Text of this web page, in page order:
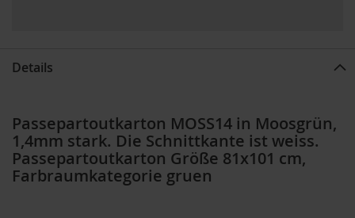
Details
Passepartoutkarton MOSS14 in Moosgrün,
1,4mm stark. Die Schnittkante ist weiss.
Passepartoutkarton Größe 81x101 cm,
Farbraumkategorie gruen